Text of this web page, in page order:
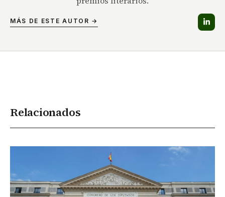
MÁS DE ESTE AUTOR →
Relacionados